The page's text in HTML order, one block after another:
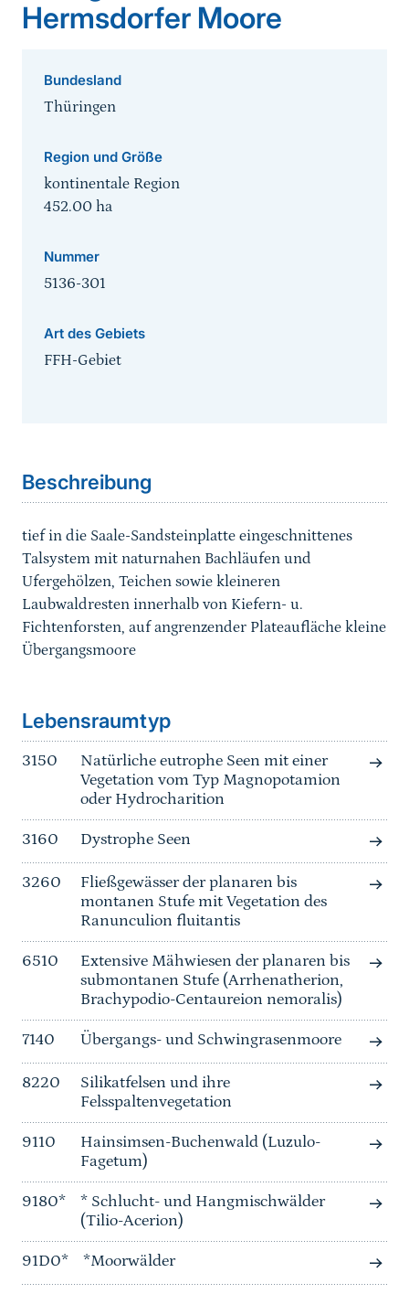
Hermsdorfer Moore
Bundesland
Thüringen
Region und Größe
kontinentale Region
452.00 ha
Nummer
5136-301
Art des Gebiets
FFH-Gebiet
Beschreibung
tief in die Saale-Sandsteinplatte eingeschnittenes
Talsystem mit naturnahen Bachläufen und
Ufergehölzen, Teichen sowie kleineren
Laubwaldresten innerhalb von Kiefern- u.
Fichtenforsten, auf angrenzender Plateaufläche kleine
Übergangsmoore
Lebensraumtyp
3150
Natürliche eutrophe Seen mit einer
Vegetation vom Typ Magnopotamion
oder Hydrocharition
3160 Dystrophe Seen
3260
Fließgewässer der planaren bis
montanen Stufe mit Vegetation des
Ranunculion fluitantis
6510
Extensive Mähwiesen der planaren bis
submontanen Stufe (Arrhenatherion,
Brachypodio-Centaureion nemoralis)
7140 Übergangs- und Schwingrasenmoore
8220
Silikatfelsen und ihre
Felsspaltenvegetation
9110
Hainsimsen-Buchenwald (Luzulo-
Fagetum)
9180*
* Schlucht- und Hangmischwälder
(Tilio-Acerion)
91D0* *Moorwälder